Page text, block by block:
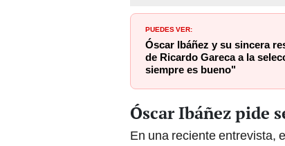
PUEDES VER:
Óscar Ibáñez y su sincera
de Ricardo Gareca a la
siempre es bueno"
Óscar Ibáñez pide
En una reciente entrevista,